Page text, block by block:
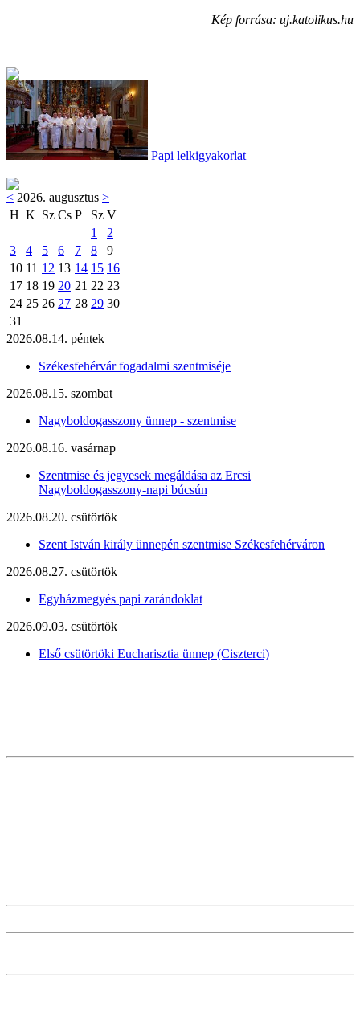
Kép forrása: uj.katolikus.hu
Papi lelkigyakorlat
< 2026. augusztus >
H K Sz Cs P Sz V
1
2
3
4 5 6 7 8
9
10 11 12 13 14 15 16
17 18 19 20 21 22 23
24 25 26 27 28 29 30
31
2026.08.14. péntek
Székesfehérvár fogadalmi szentmiséje
2026.08.15. szombat
Nagyboldogasszony ünnep - szentmise
2026.08.16. vasárnap
Szentmise és jegyesek megáldása az Ercsi
Nagyboldogasszony-napi búcsún
2026.08.20. csütörtök
Szent István király ünnepén szentmise Székesfehérváron
2026.08.27. csütörtök
Egyházmegyés papi zarándoklat
2026.09.03. csütörtök
Első csütörtöki Eucharisztia ünnep (Ciszterci)